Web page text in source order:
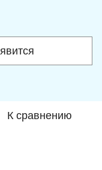
К сравнению